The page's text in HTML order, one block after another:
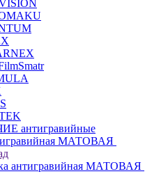
антигравийные
МАТОВАЯ
антигравийная МАТОВАЯ